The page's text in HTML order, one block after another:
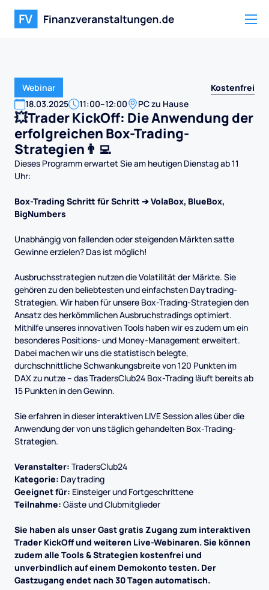
Webinar
Kostenfrei
18.03.2025 11:00–12:00 PC zu Hause
💥Trader KickOff: Die Anwendung der
erfolgreichen Box-Trading-
Strategien👨‍💻
Dieses Programm erwartet Sie am heutigen Dienstag ab 11
Uhr:
Box-Trading Schritt für Schritt ➔ VolaBox, BlueBox,
BigNumbers
Unabhängig von fallenden oder steigenden Märkten satte
Gewinne erzielen? Das ist möglich!
Ausbruchsstrategien nutzen die Volatilität der Märkte. Sie
gehören zu den beliebtesten und einfachsten Daytrading-
Strategien. Wir haben für unsere Box-Trading-Strategien den
Ansatz des herkömmlichen Ausbruchstradings optimiert.
Mithilfe unseres innovativen Tools haben wir es zudem um ein
besonderes Positions- und Money-Management erweitert.
Dabei machen wir uns die statistisch belegte,
durchschnittliche Schwankungsbreite von 120 Punkten im
DAX zu nutze – das TradersClub24 Box-Trading läuft bereits ab
15 Punkten in den Gewinn.
Sie erfahren in dieser interaktiven LIVE Session alles über die
Anwendung der von uns täglich gehandelten Box-Trading-
Strategien.
Veranstalter: TradersClub24
Kategorie: Daytrading
Geeignet für: Einsteiger und Fortgeschrittene
Teilnahme: Gäste und Clubmitglieder
Sie haben als unser Gast gratis Zugang zum interaktiven
Trader KickOff und weiteren Live-Webinaren. Sie können
zudem alle Tools & Strategien kostenfrei und
unverbindlich auf einem Demokonto testen. Der
Gastzugang endet nach 30 Tagen automatisch.